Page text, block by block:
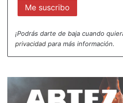
¡Podrás darte de baja cuando
privacidad para más información.